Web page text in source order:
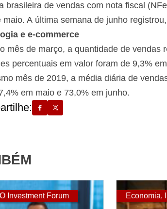
brasileira de vendas com nota fiscal
maio. A última semana de junho
e e-commerce
mês de março, a quantidade de
percentuais em valor foram de 9,3%
mês de 2019, a média diária de
em maio e 73,0% em junho.
Investment Forum Economia,